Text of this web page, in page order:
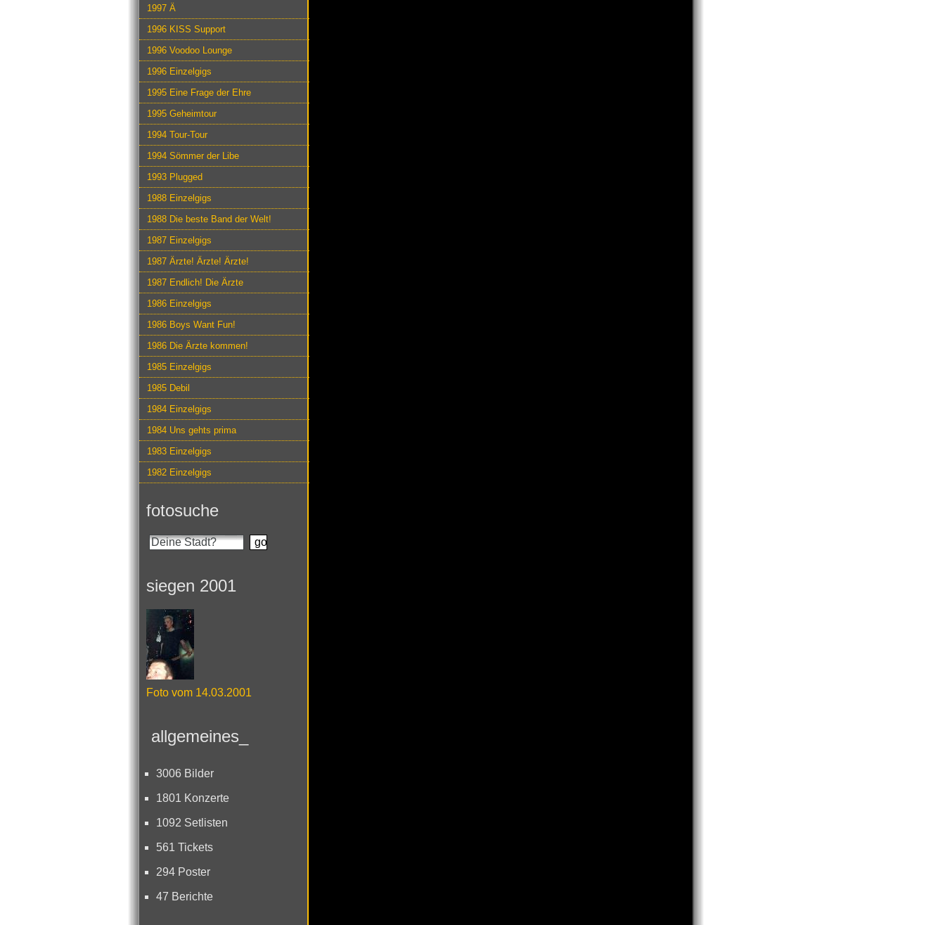
1997 Ä
1996 KISS Support
1996 Voodoo Lounge
1996 Einzelgigs
1995 Eine Frage der Ehre
1995 Geheimtour
1994 Tour-Tour
1994 Sömmer der Libe
1993 Plugged
1988 Einzelgigs
1988 Die beste Band der Welt!
1987 Einzelgigs
1987 Ärzte! Ärzte! Ärzte!
1987 Endlich! Die Ärzte
1986 Einzelgigs
1986 Boys Want Fun!
1986 Die Ärzte kommen!
1985 Einzelgigs
1985 Debil
1984 Einzelgigs
1984 Uns gehts prima
1983 Einzelgigs
1982 Einzelgigs
fotosuche
siegen 2001
Foto vom 14.03.2001
allgemeines_
3006 Bilder
1801 Konzerte
1092 Setlisten
561 Tickets
294 Poster
47 Berichte